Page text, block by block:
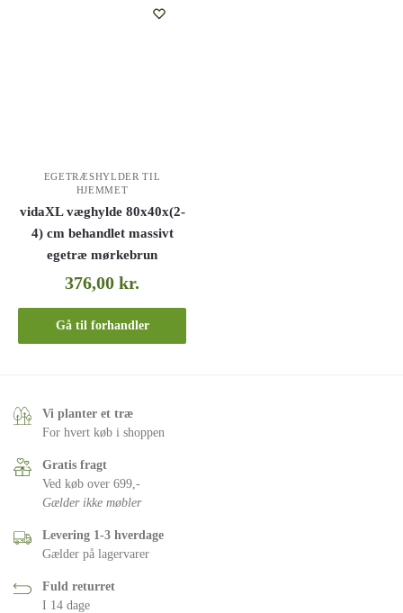
EGETRÆSHYLDER TIL
HJEMMET
vidaXL væghylde 80x40x(2-
4) cm behandlet massivt
egetræ mørkebrun
376,00kr.
Gå til forhandler
Vi planter et træ
For hvert køb i shoppen
Gratis fragt
Ved køb over 699,-
Gælder ikke møbler
Levering 1-3 hverdage
Gælder på lagervarer
Fuld returret
I 14 dage